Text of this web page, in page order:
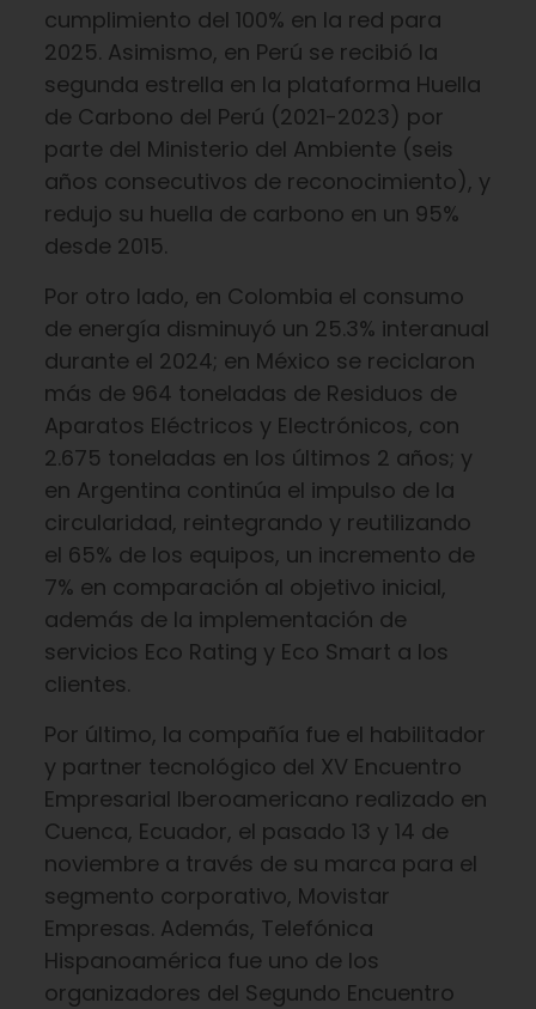
cumplimiento del 100% en la red para
2025. Asimismo, en Perú se recibió la
segunda estrella en la plataforma Huella
de Carbono del Perú (2021-2023) por
parte del Ministerio del Ambiente (seis
años consecutivos de reconocimiento), y
redujo su huella de carbono en un 95%
desde 2015.
Por otro lado, en Colombia el consumo
de energía disminuyó un 25.3% interanual
durante el 2024; en México se reciclaron
más de 964 toneladas de Residuos de
Aparatos Eléctricos y Electrónicos, con
2.675 toneladas en los últimos 2 años; y
en Argentina continúa el impulso de la
circularidad, reintegrando y reutilizando
el 65% de los equipos, un incremento de
7% en comparación al objetivo inicial,
además de la implementación de
servicios Eco Rating y Eco Smart a los
clientes.
Por último, la compañía fue el habilitador
y partner tecnológico del XV Encuentro
Empresarial Iberoamericano realizado en
Cuenca, Ecuador, el pasado 13 y 14 de
noviembre a través de su marca para el
segmento corporativo, Movistar
Empresas. Además, Telefónica
Hispanoamérica fue uno de los
organizadores del Segundo Encuentro